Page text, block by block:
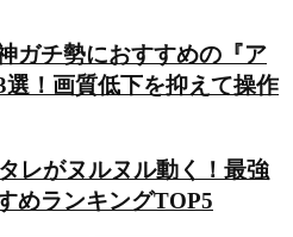
ガチ勢におすすめの『ア
！画質低下を抑えて操作
レがヌルヌル動く！最強
めランキングTOP5